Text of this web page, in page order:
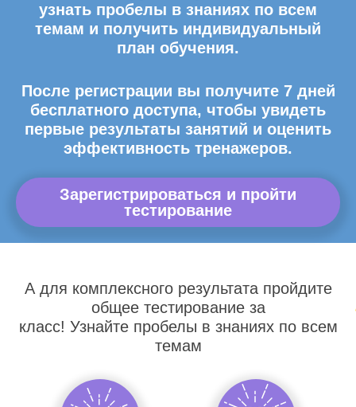
узнать пробелы в знаниях по всем
темам и получить индивидуальный
план обучения.
После регистрации вы получите 7 дней
бесплатного доступа, чтобы увидеть
первые результаты занятий и оценить
эффективность тренажеров.
Зарегистрироваться и пройти
тестирование
А для комплексного результата пройдите
общее тестирование за
класс! Узнайте пробелы в знаниях по всем
темам